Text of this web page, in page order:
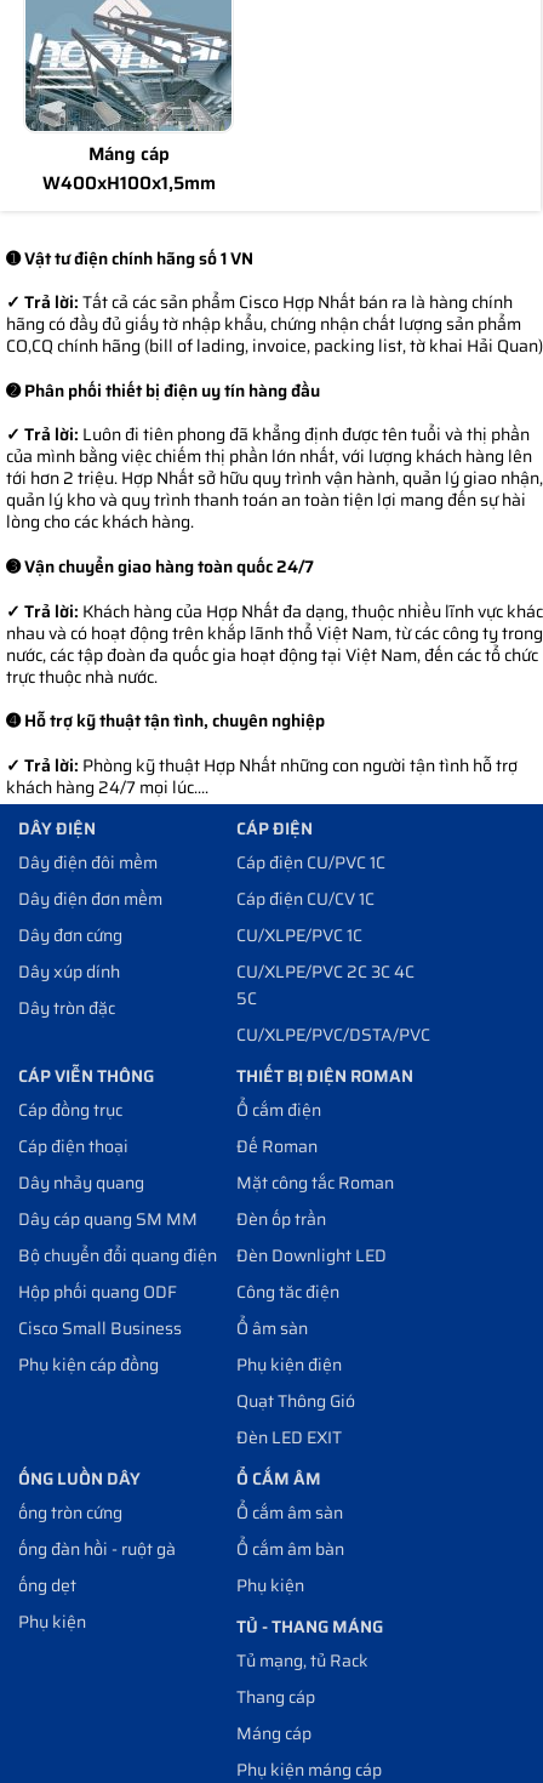
Máng cáp
W400xH100x1,5mm
➊ Vật tư điện chính hãng số 1 VN
✓ Trả lời:Tất cả các sản phẩm Cisco Hợp Nhất bán ra là hàng chính
hãng có đầy đủ giấy tờ nhập khẩu, chứng nhận chất lượng sản phẩm
CO,CQ chính hãng (bill of lading, invoice, packing list, tờ khai Hải Quan)
➋ Phân phối thiết bị điện uy tín hàng đầu
✓ Trả lời: Luôn đi tiên phong đã khẳng định được tên tuổi và thị phần
của mình bằng việc chiếm thị phần lớn nhất, với lượng khách hàng lên
tới hơn 2 triệu. Hợp Nhất sở hữu quy trình vận hành, quản lý giao nhận,
quản lý kho và quy trình thanh toán an toàn tiện lợi mang đến sự hài
lòng cho các khách hàng.
➌ Vận chuyển giao hàng toàn quốc 24/7
✓ Trả lời: Khách hàng của Hợp Nhất đa dạng, thuộc nhiều lĩnh vực khác
nhau và có hoạt động trên khắp lãnh thổ Việt Nam, từ các công ty trong
nước, các tập đoàn đa quốc gia hoạt động tại Việt Nam, đến các tổ chức
trực thuộc nhà nước.
➍ Hỗ trợ kỹ thuật tận tình, chuyên nghiệp
✓ Trả lời: Phòng kỹ thuật Hợp Nhất những con người tận tình hỗ trợ
khách hàng 24/7 mọi lúc....
DÂY ĐIỆN
Dây điện đôi mềm
Dây điện đơn mềm
Dây đơn cứng
Dây xúp dính
Dây tròn đặc
CÁP ĐIỆN
Cáp điện CU/PVC 1C
Cáp điện CU/CV 1C
CU/XLPE/PVC 1C
CU/XLPE/PVC 2C 3C 4C
5C
CU/XLPE/PVC/DSTA/PVC
CÁP VIỄN THÔNG
Cáp đồng trục
Cáp điện thoại
Dây nhảy quang
Dây cáp quang SM MM
Bộ chuyển đổi quang điện
Hộp phối quang ODF
Cisco Small Business
Phụ kiện cáp đồng
THIẾT BỊ ĐIỆN ROMAN
Ổ cắm điện
Đế Roman
Mặt công tắc Roman
Đèn ốp trần
Đèn Downlight LED
Công tăc điện
Ổ âm sàn
Phụ kiện điện
Quạt Thông Gió
Đèn LED EXIT
ỐNG LUỒN DÂY
ống tròn cứng
ống đàn hồi - ruột gà
ống dẹt
Phụ kiện
Ổ CẮM ÂM
Ổ cắm âm sàn
Ổ cắm âm bàn
Phụ kiện
TỦ - THANG MÁNG
Tủ mạng, tủ Rack
Thang cáp
Máng cáp
Phụ kiện máng cáp